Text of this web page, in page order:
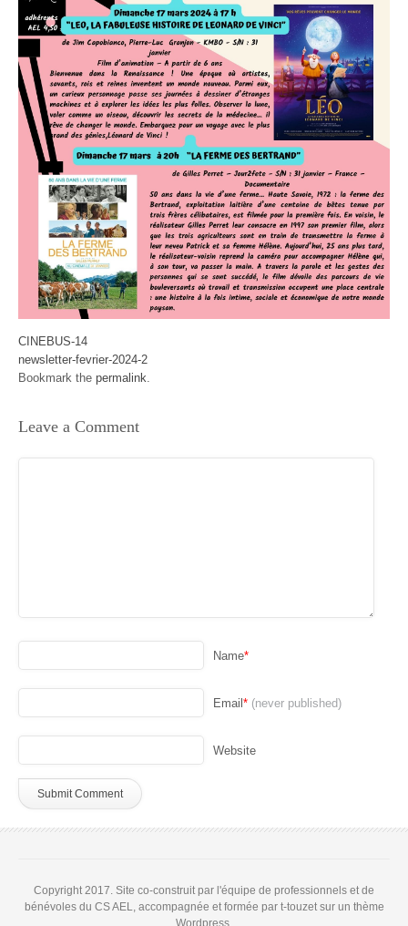
CINEBUS-14
newsletter-fevrier-2024-2
Bookmark the permalink.
Leave a Comment
Name*
Email * (never published)
Website
Copyright 2017. Site co-construit par l'équipe de professionnels et de
bénévoles du CS AEL, accompagnée et formée par t-touzet sur un thème
Wordpress.